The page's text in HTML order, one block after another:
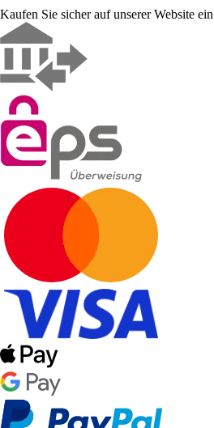
Kaufen Sie sicher auf unserer Website ein